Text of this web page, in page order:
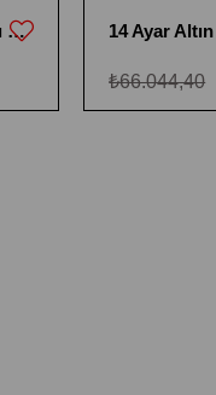
14 Ayar Altın İtalyan Tasarım Tuğralı Bileklik
₺66.044,40